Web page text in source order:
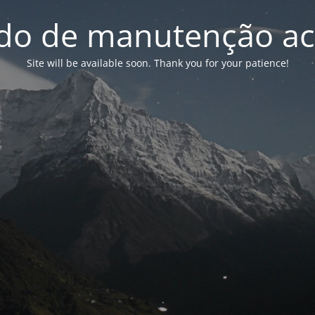
de manutenção
Site will be available soon. Thank you for your patience!